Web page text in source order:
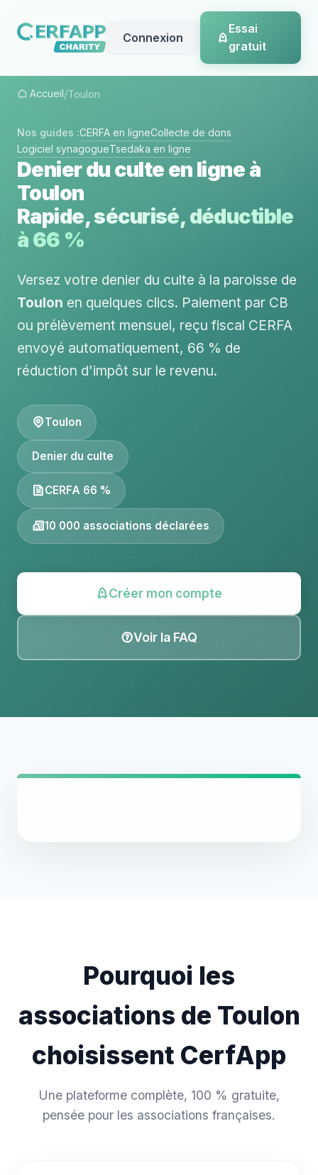
Connexion
Essai
gratuit
Accueil/Toulon
Nos guides :CERFA en ligneCollecte de dons
Logiciel synagogueTsedaka en ligne
Denier du culte en ligne à
Toulon
Rapide, sécurisé, déductible
à 66 %
Versez votre denier du culte à la paroisse de
Toulon en quelques clics. Paiement par CB
ou prélèvement mensuel, reçu fiscal CERFA
envoyé automatiquement, 66 % de
réduction d'impôt sur le revenu.
Toulon
Denier du culte
CERFA 66 %
10 000 associations déclarées
Créer mon compte
Voir la FAQ
Pourquoi les
associations de Toulon
choisissent CerfApp
Une plateforme complète, 100 % gratuite,
pensée pour les associations françaises.